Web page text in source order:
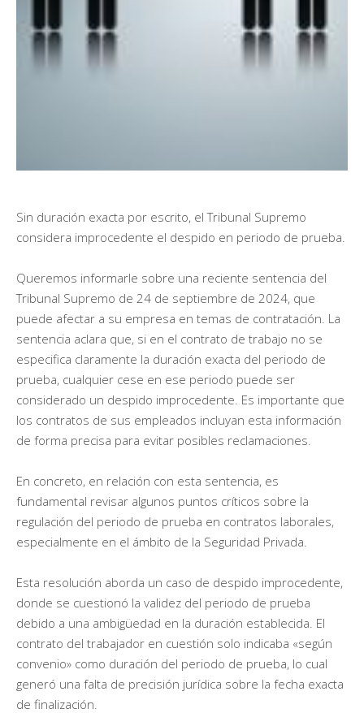
Sin duración exacta por escrito, el Tribunal Supremo
considera improcedente el despido en periodo de prueba.
Queremos informarle sobre una reciente sentencia del
Tribunal Supremo de 24 de septiembre de 2024, que
puede afectar a su empresa en temas de contratación. La
sentencia aclara que, si en el contrato de trabajo no se
especifica claramente la duración exacta del periodo de
prueba, cualquier cese en ese periodo puede ser
considerado un despido improcedente. Es importante que
los contratos de sus empleados incluyan esta información
de forma precisa para evitar posibles reclamaciones.
En concreto, en relación con esta sentencia, es
fundamental revisar algunos puntos críticos sobre la
regulación del periodo de prueba en contratos laborales,
especialmente en el ámbito de la Seguridad Privada.
Esta resolución aborda un caso de despido improcedente,
donde se cuestionó la validez del periodo de prueba
debido a una ambigüedad en la duración establecida. El
contrato del trabajador en cuestión solo indicaba «según
convenio» como duración del periodo de prueba, lo cual
generó una falta de precisión jurídica sobre la fecha exacta
de finalización.